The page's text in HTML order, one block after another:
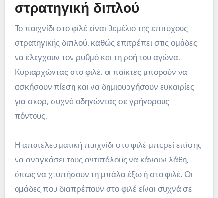
στρατηγική διπλού
Το παιχνίδι στο φιλέ είναι θεμέλιο της επιτυχούς
στρατηγικής διπλού, καθώς επιτρέπει στις ομάδες
να ελέγχουν τον ρυθμό και τη ροή του αγώνα.
Κυριαρχώντας στο φιλέ, οι παίκτες μπορούν να
ασκήσουν πίεση και να δημιουργήσουν ευκαιρίες
για σκορ, συχνά οδηγώντας σε γρήγορους
πόντους.
Η αποτελεσματική παιχνίδι στο φιλέ μπορεί επίσης
να αναγκάσει τους αντιπάλους να κάνουν λάθη,
όπως να χτυπήσουν τη μπάλα έξω ή στο φιλέ. Οι
ομάδες που διαπρέπουν στο φιλέ είναι συχνά σε